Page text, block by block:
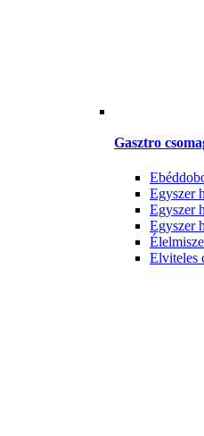
Gasztro
Egyszer
Egyszer
Egyszer
Elviteles